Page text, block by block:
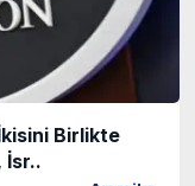
Birlikte
İsr..